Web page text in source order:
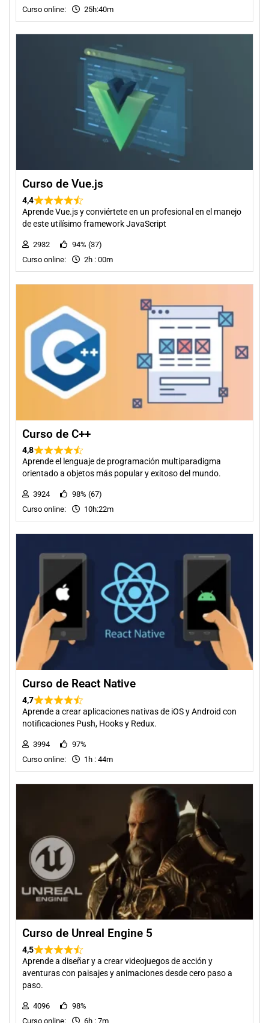
Curso online:
25h:40m
Curso de Vue.js
4,4
Aprende Vue.js y conviértete en un profesional en el manejo
de este utilísimo framework JavaScript
2932
94% (37)
Curso online:
2h : 00m
Curso de C++
4,8
Aprende el lenguaje de programación multiparadigma
orientado a objetos más popular y exitoso del mundo.
3924
98% (67)
Curso online:
10h:22m
Curso de React Native
4,7
Aprende a crear aplicaciones nativas de iOS y Android con
notificaciones Push, Hooks y Redux.
3994
97%
Curso online:
1h : 44m
Curso de Unreal Engine 5
4,5
Aprende a diseñar y a crear videojuegos de acción y
aventuras con paisajes y animaciones desde cero paso a
paso.
4096
98%
Curso online:
6h : 7m